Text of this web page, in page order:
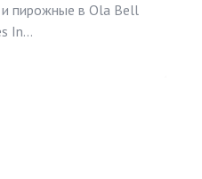
и пирожные в Ola Bell
In...